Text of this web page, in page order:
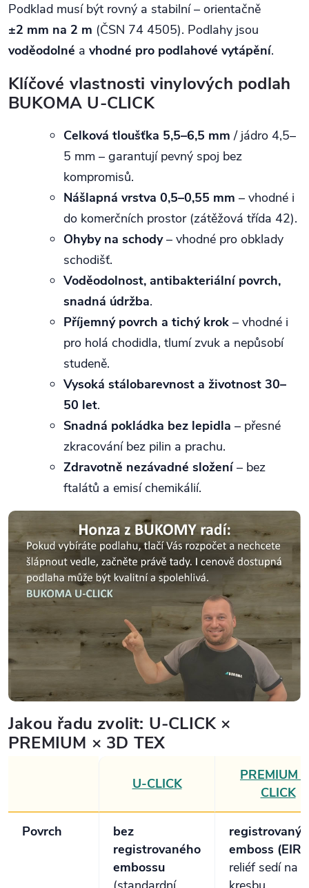
Podklad musí být rovný a stabilní – orientačně
±2 mm na 2 m (ČSN 74 4505). Podlahy jsou
voděodolné a vhodné pro podlahové vytápění.
Klíčové vlastnosti vinylových podlah
BUKOMA U-CLICK
Celková tloušťka 5,5–6,5 mm / jádro 4,5–
5 mm – garantují pevný spoj bez
kompromisů.
Nášlapná vrstva 0,5–0,55 mm – vhodné i
do komerčních prostor (zátěžová třída 42).
Ohyby na schody– vhodné pro obklady
schodišť.
Voděodolnost, antibakteriální povrch,
snadná údržba.
Příjemný povrch a tichý krok – vhodné i
pro holá chodidla, tlumí zvuk a nepůsobí
studeně.
Vysoká stálobarevnost a životnost 30–
50 let.
Snadná pokládka bez lepidla – přesné
zkracování bez pilin a prachu.
Zdravotně nezávadné složení– bez
ftalátů a emisí chemikálií.
Jakou řadu zvolit: U-CLICK ×
PREMIUM × 3D TEX
U-CLICK
PREMIUM
CLICK
Povrch
bez
registrovaného
embossu
registrovaný
emboss (EIR)
reliéf sedí na